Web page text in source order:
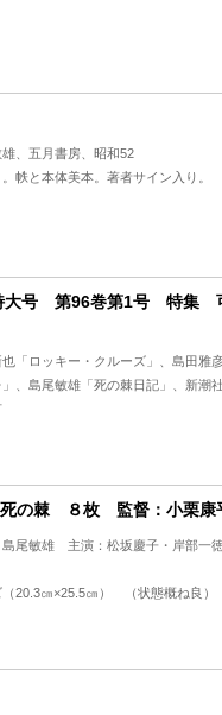
、五月書房、昭和52
帙と本体美本。著者サイン入り。
大号 第96巻第1号 特集
「ロッキー・クルーズ」、島田雅
」、島尾敏雄「死の棘日記」、新潮
の棘 ８枚 監督：小栗康
島尾敏雄 主演：松坂慶子・岸部一徳
20.3㎝×25.5㎝） （状態概ね良）